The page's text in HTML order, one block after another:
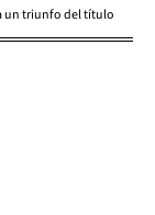
un triunfo del título